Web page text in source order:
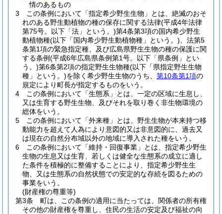
情のあるもの
3
この条例において「指定希少野生生物」とは、絶滅のおそ
れのある野生動植物の種の保存に関する法律(平成4年法律
第75号。以下「法」という。)第4条第3項の国内希少野生
動植物種(以下「国内希少野生動植物種」という。) 、法第5
条第1項の緊急指定種、及び広島県野生生物の種の保護に関
する条例(平成6年広島県条例第1号。以下「県条例」とい
う。)第6条第2項の指定野生生物種(以下「県指定野生生物
種」という。)を除く希少野生生物のうち、 第10条第1項の
規定により町長が指定するものをいう。
4
この条例において「生態系」とは、一定の区域に生息し、
又は生育する野生生物、及びそれを取り巻く非生物環境の
総体をいう。
5
この条例において「外来種」とは、野生生物が本来持つ移
動能力を超えて人為により意図的又は非意図的に、過去又
は現在の自然分布域以外の地域に導入された種をいう。
6
この条例において「維持・回復事業」とは、指定希少野生
生物の生息又は生育、若しくは健全な生態系の成立に適し
た条件を積極的に整備することにより、指定希少野生生
物、又は生態系の自然状態での安定的な存続を図るための
事業をいう。
(財産権の尊重等)
第3条
町は、この条例の適用に当たっては、関係者の所有権
その他の財産権を尊重し、住民の生活の安定及び福祉の向